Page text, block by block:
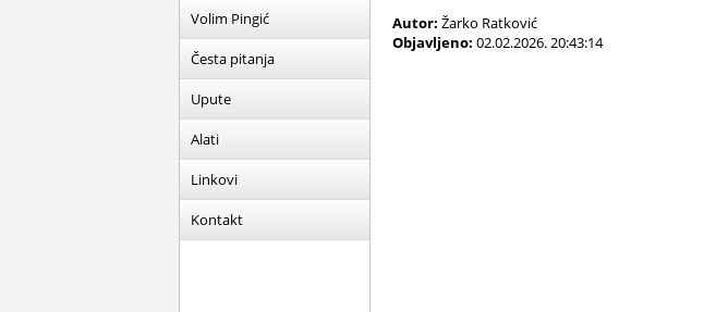
Volim Pingić
Česta pitanja
Upute
Alati
Linkovi
Kontakt
Autor: Žarko Ratković
Objavljeno: 02.02.2026. 20:43:14